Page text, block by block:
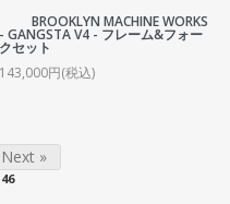
BROOKLYN MACHINE WORKS
- GANGSTA V4 - フレーム&フォー
クセット
143,000円(税込)
Next »
46